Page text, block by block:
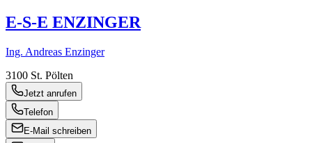
E-S-E ENZINGER
Ing. Andreas Enzinger
3100 St. Pölten
Jetzt anrufen
Telefon
E-Mail schreiben